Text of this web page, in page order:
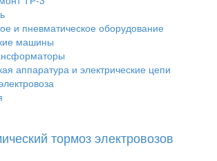
и пневматическое оборудование
машины
аппаратура и электрические цепи
тормоз электровозов